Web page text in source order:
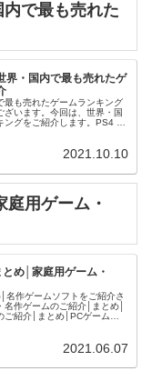
内で最も売れた
界・国内で最も売れたゲ
最も売れたゲームランキング
います。今回は、世界・国
グをご紹介します。PS4 |
2021.10.10
用ゲーム・
め│家庭用ゲーム・
名作ゲームソフトをご紹介さ
作ゲームのご紹介│まとめ│
紹介│まとめ│PCゲーム・
2021.06.07